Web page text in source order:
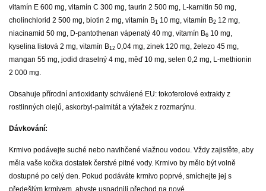
vitamín E 600 mg, vitamín C 300 mg, taurin 2 500 mg, L-karnitin 50 mg,
cholinchlorid 2 500 mg, biotin 2 mg, vitamín B1 10 mg, vitamín B2 12 mg,
niacinamid 50 mg, D-pantothenan vápenatý 40 mg, vitamín B6 10 mg,
kyselina listová 2 mg, vitamín B12 0,04 mg, zinek 120 mg, železo 45 mg,
mangan 55 mg, jodid draselný 4 mg, měď 10 mg, selen 0,2 mg, L-methionin
2 000 mg.
Obsahuje přírodní antioxidanty schválené EU: tokoferolové extrakty z
rostlinných olejů, askorbyl-palmitát a výtažek z rozmarýnu.
Dávkování:
Krmivo podávejte suché nebo navlhčené vlažnou vodou. Vždy zajistěte, aby
měla vaše kočka dostatek čerstvé pitné vody. Krmivo by mělo být volně
dostupné po celý den. Pokud podáváte krmivo poprvé, smíchejte jej s
předešlým krmivem, abyste usnadnili přechod na nové.